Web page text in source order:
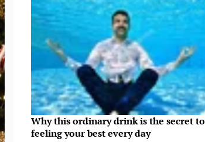
Why this ordinary drink is the secret to
feeling your best every day